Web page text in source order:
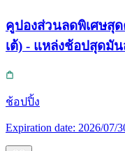
คูปองส่วนลดพิเศษสุ
เต้) - แหล่งช้อปสุดมั
ช้อปปิ้ง
Expiration date: 2026/07/